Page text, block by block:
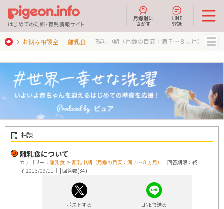
はじめての妊娠・育児情報サイト
月齢別に
さがす
LINE
登録
お悩み相談室 離乳食 離乳中期（月齢の目安：満７～８ヵ月）
相談
離乳食について
カテゴリー： 離乳食 > 離乳中期（月齢の目安：満７～８ヵ月）
｜回答期限：終
了 2013/09/11｜ | 回答数(34)
ポストする LINEで送る